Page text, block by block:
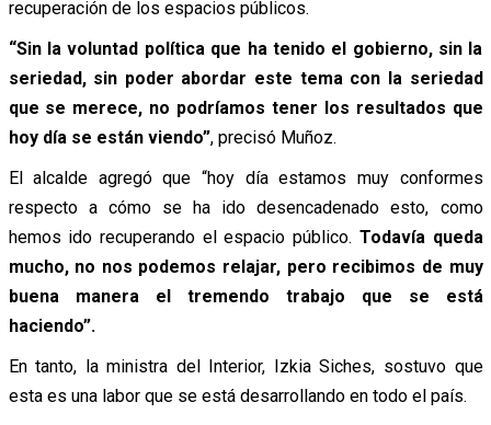
recuperación de los espacios públicos.
“Sin la voluntad política que ha tenido el gobierno, sin la
seriedad, sin poder abordar este tema con la seriedad
que se merece, no podríamos tener los resultados que
hoy día se están viendo”, precisó Muñoz.
El alcalde agregó que “hoy día estamos muy conformes
respecto a cómo se ha ido desencadenado esto, como
hemos ido recuperando el espacio público. Todavía queda
mucho, no nos podemos relajar, pero recibimos de muy
buena manera el tremendo trabajo que se está
haciendo”.
En tanto, la ministra del Interior, Izkia Siches, sostuvo que
esta es una labor que se está desarrollando en todo el país.